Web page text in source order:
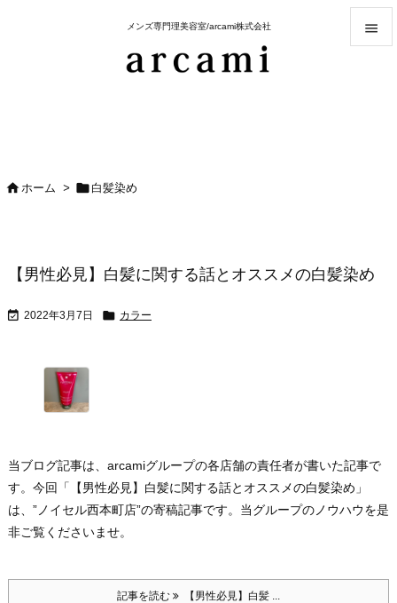
メンズ専門理美容室/arcami株式会社 
ホーム >  白髪染め
【男性必見】白髪に関する話とオススメの白髪染め
 2022年3月7日  カラー
当ブログ記事は、arcamiグループの各店舗の責任者が書いた記事で
す。 今回「【男性必見】白髪に関する話とオススメの白髪染め」
は、”ノイセル西本町店”の寄稿記事です。 当グループのノウハウを是
非ご覧くださいませ。
記事を読む 【男性必見】白髪 ...